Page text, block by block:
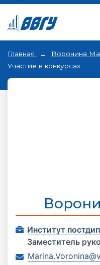
Главная Воронина
Участие в конкурсах
Институт
Заместитель